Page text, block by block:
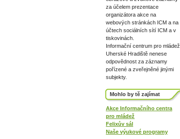
za účelem prezentace
organizátora akce na
webových stránkách ICM a na
účtech sociálních sítí ICM a v
tiskovinách.
Informační centrum pro mládež
Uherské Hradiště nenese
odpovědnost za záznamy
pořízené a zveřejněné jinými
subjekty.
Mohlo by tě zajímat
Akce Informačního centra
pro mládež
Felixův sál
Naše výukové programy